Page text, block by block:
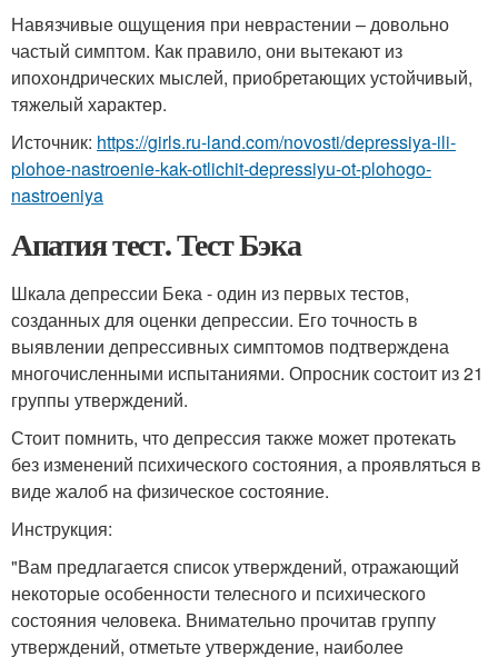
Навязчивые ощущения при неврастении – довольно
частый симптом. Как правило, они вытекают из
ипохондрических мыслей, приобретающих устойчивый,
тяжелый характер.
Источник: https://girls.ru-land.com/novosti/depressiya-ili-
plohoe-nastroenie-kak-otlichit-depressiyu-ot-plohogo-
nastroeniya
Апатия тест. Тест Бэка
Шкала депрессии Бека - один из первых тестов,
созданных для оценки депрессии. Его точность в
выявлении депрессивных симптомов подтверждена
многочисленными испытаниями. Опросник состоит из 21
группы утверждений.
Стоит помнить, что депрессия также может протекать
без изменений психического состояния, а проявляться в
виде жалоб на физическое состояние.
Инструкция:
"Вам предлагается список утверждений, отражающий
некоторые особенности телесного и психического
состояния человека. Внимательно прочитав группу
утверждений, отметьте утверждение, наиболее